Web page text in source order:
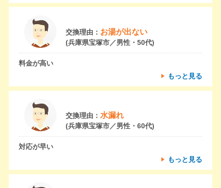
交換理由： お湯が出ない
(兵庫県宝塚市／男性・50代)
料金が高い
もっと見る
交換理由： 水漏れ
(兵庫県宝塚市／男性・60代)
対応が早い
もっと見る